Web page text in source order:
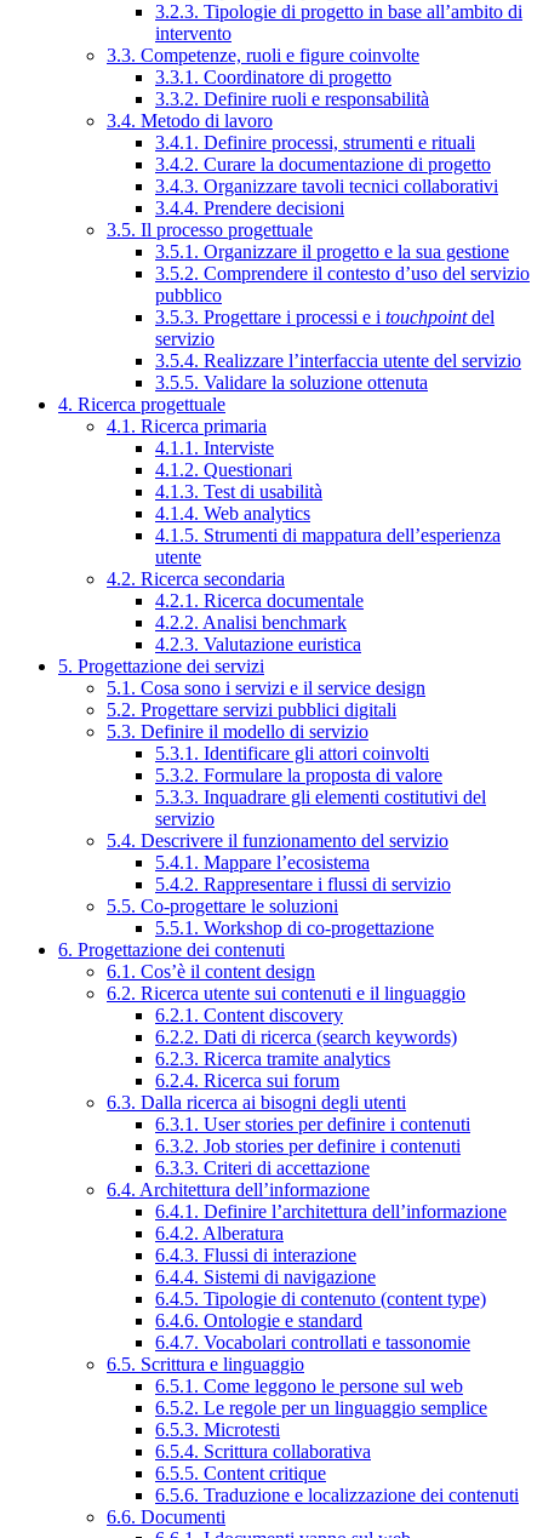
3.2.3. Tipologie di progetto in base all’ambito di
intervento
3.3. Competenze, ruoli e figure coinvolte
3.3.1. Coordinatore di progetto
3.3.2. Definire ruoli e responsabilità
3.4. Metodo di lavoro
3.4.1. Definire processi, strumenti e rituali
3.4.2. Curare la documentazione di progetto
3.4.3. Organizzare tavoli tecnici collaborativi
3.4.4. Prendere decisioni
3.5. Il processo progettuale
3.5.1. Organizzare il progetto e la sua gestione
3.5.2. Comprendere il contesto d’uso del servizio
pubblico
3.5.3. Progettare i processi e i touchpointdel
servizio
3.5.4. Realizzare l’interfaccia utente del servizio
3.5.5. Validare la soluzione ottenuta
4. Ricerca progettuale
4.1. Ricerca primaria
4.1.1. Interviste
4.1.2. Questionari
4.1.3. Test di usabilità
4.1.4. Web analytics
4.1.5. Strumenti di mappatura dell’esperienza
utente
4.2. Ricerca secondaria
4.2.1. Ricerca documentale
4.2.2. Analisi benchmark
4.2.3. Valutazione euristica
5. Progettazione dei servizi
5.1. Cosa sono i servizi e il service design
5.2. Progettare servizi pubblici digitali
5.3. Definire il modello di servizio
5.3.1. Identificare gli attori coinvolti
5.3.2. Formulare la proposta di valore
5.3.3. Inquadrare gli elementi costitutivi del
servizio
5.4. Descrivere il funzionamento del servizio
5.4.1. Mappare l’ecosistema
5.4.2. Rappresentare i flussi di servizio
5.5. Co-progettare le soluzioni
5.5.1. Workshop di co-progettazione
6. Progettazione dei contenuti
6.1. Cos’è il content design
6.2. Ricerca utente sui contenuti e il linguaggio
6.2.1. Content discovery
6.2.2. Dati di ricerca (search keywords)
6.2.3. Ricerca tramite analytics
6.2.4. Ricerca sui forum
6.3. Dalla ricerca ai bisogni degli utenti
6.3.1. User stories per definire i contenuti
6.3.2. Job stories per definire i contenuti
6.3.3. Criteri di accettazione
6.4. Architettura dell’informazione
6.4.1. Definire l’architettura dell’informazione
6.4.2. Alberatura
6.4.3. Flussi di interazione
6.4.4. Sistemi di navigazione
6.4.5. Tipologie di contenuto (content type)
6.4.6. Ontologie e standard
6.4.7. Vocabolari controllati e tassonomie
6.5. Scrittura e linguaggio
6.5.1. Come leggono le persone sul web
6.5.2. Le regole per un linguaggio semplice
6.5.3. Microtesti
6.5.4. Scrittura collaborativa
6.5.5. Content critique
6.5.6. Traduzione e localizzazione dei contenuti
6.6. Documenti